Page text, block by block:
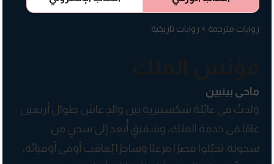
روايات مترجمة روايات تاريخية
ماحي بينبين
ولدتُ في عائلة شكسبيرية بين والدٍ عاش طوال أربعين
عامًا في خدمة الملك، وشقيقٍ أُبعِد إلى سجنٍ من
سجونه. تخيّلوا قصرًا مرعبًا وساحرًا يُعاقَب أوفى أوفيائه،